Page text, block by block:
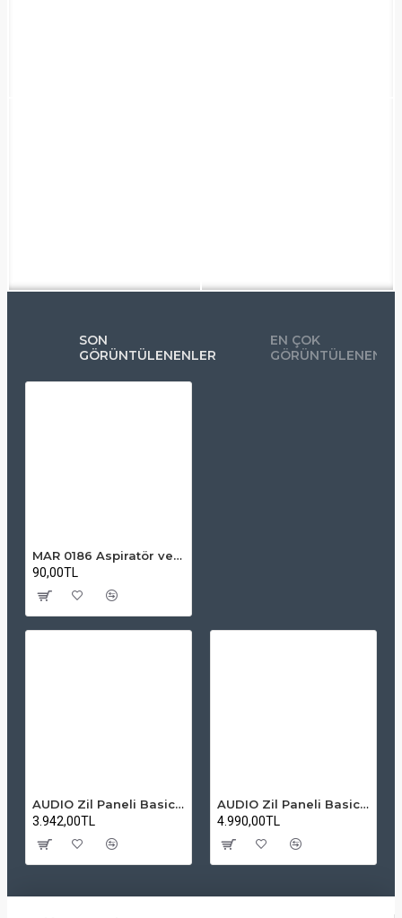
SON
GÖRÜNTÜLENENLER
EN ÇOK
MAR 0186 Aspiratör ve Davlumbaz Ampulü - E14 Duy İnce Tip
90,00TL
AUDIO Zil Paneli Basic Hpli Çift Buton 14'lü Sesli Apartman Diafon Kapı Paneli
3.942,00TL
AUDIO Zil Paneli Basic Hpli Çift Buton 20'li Sesli Apartman Diafon Kapı Paneli
4.990,00TL